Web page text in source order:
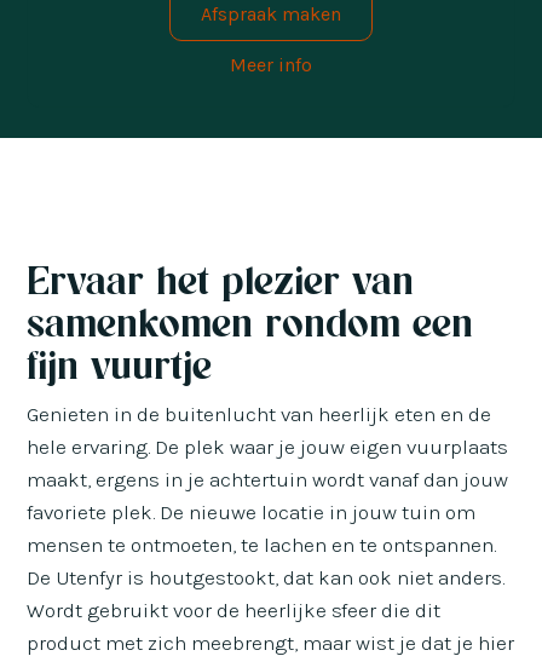
Afspraak maken
Meer info
Ervaar het plezier van
samenkomen rondom een
fijn vuurtje
Genieten in de buitenlucht van heerlijk eten en de
hele ervaring. De plek waar je jouw eigen vuurplaats
maakt, ergens in je achtertuin wordt vanaf dan jouw
favoriete plek. De nieuwe locatie in jouw tuin om
mensen te ontmoeten, te lachen en te ontspannen.
De Utenfyr is houtgestookt, dat kan ook niet anders.
Wordt gebruikt voor de heerlijke sfeer die dit
product met zich meebrengt, maar wist je dat je hier